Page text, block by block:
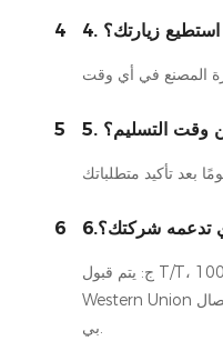
4 استطيع زيارتك؟
5
6 تدعمه شركتك؟
ج: يتم قبول T/T، 100% L/C في الأفق، نقدًا،
Western Union إذا كان لديك دفع آخر، يرجى الاتصال
بي.